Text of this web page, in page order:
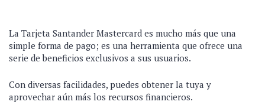
La Tarjeta Santander Mastercard es mucho más que una
simple forma de pago; es una herramienta que ofrece una
serie de beneficios exclusivos a sus usuarios.
Con diversas facilidades, puedes obtener la tuya y
aprovechar aún más los recursos financieros.